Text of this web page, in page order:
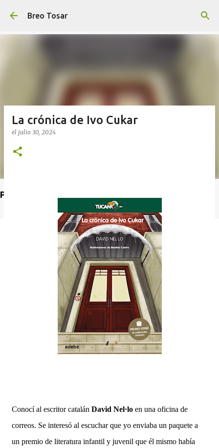
Breo Tosar
Poet's Abbey (Blog de lecturas)
La crónica de Ivo Cukar
el julio 30, 2024
Conocí al escritor catalán David Nel·lo en una oficina de
correos. Se interesó al escuchar que yo enviaba un paquete a
un premio de literatura infantil y juvenil que él mismo había